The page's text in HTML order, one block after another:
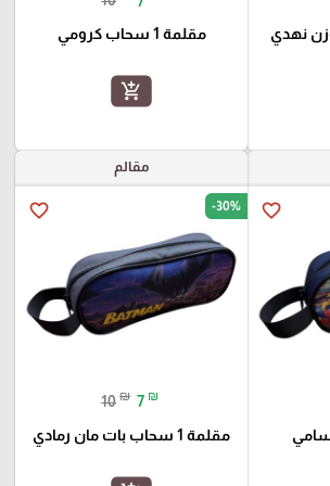
مقلمة 1 سحاب كرومي
add_shopping_cart
favorite_border
مقالم
favorite_border -30%
10 ₪ 7 ₪
مقلمة 1 سحاب بات مان رمادي